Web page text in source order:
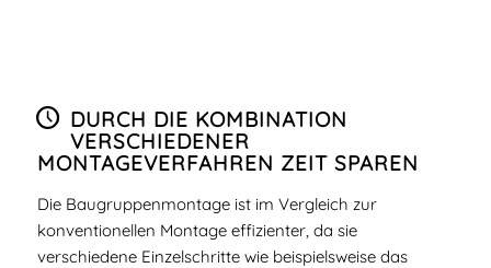
DURCH DIE KOMBINATION
VERSCHIEDENER
MONTAGEVERFAHREN ZEIT SPAREN
Die Baugruppenmontage ist im Vergleich zur
konventionellen Montage effizienter, da sie
verschiedene Einzelschritte wie beispielsweise das